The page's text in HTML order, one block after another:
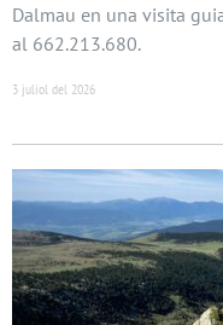
Dalmau en una visita
al 662.213.680.
3 juliol del 2026